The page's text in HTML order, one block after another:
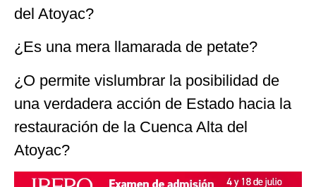
del Atoyac?
¿Es una mera llamarada de petate?
¿O permite vislumbrar la posibilidad de
una verdadera acción de Estado hacia la
restauración de la Cuenca Alta del
Atoyac?